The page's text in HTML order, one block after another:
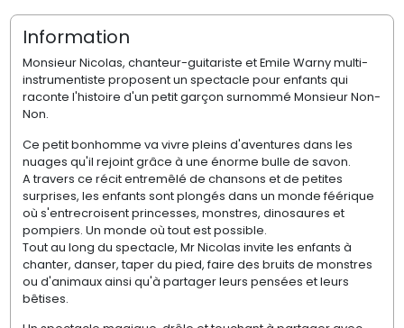
Information
Monsieur Nicolas, chanteur-guitariste et Emile Warny multi-
instrumentiste proposent un spectacle pour enfants qui
raconte l'histoire d'un petit garçon surnommé Monsieur Non-
Non.
Ce petit bonhomme va vivre pleins d'aventures dans les
nuages qu'il rejoint grâce à une énorme bulle de savon.
A travers ce récit entremêlé de chansons et de petites
surprises, les enfants sont plongés dans un monde féérique
où s'entrecroisent princesses, monstres, dinosaures et
pompiers. Un monde où tout est possible.
Tout au long du spectacle, Mr Nicolas invite les enfants à
chanter, danser, taper du pied, faire des bruits de monstres
ou d'animaux ainsi qu'à partager leurs pensées et leurs
bêtises.